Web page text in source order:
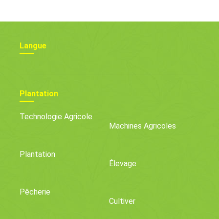
Langue
Plantation
Technologie Agricole
Machines Agricoles
Plantation
Élevage
Pêcherie
Cultiver